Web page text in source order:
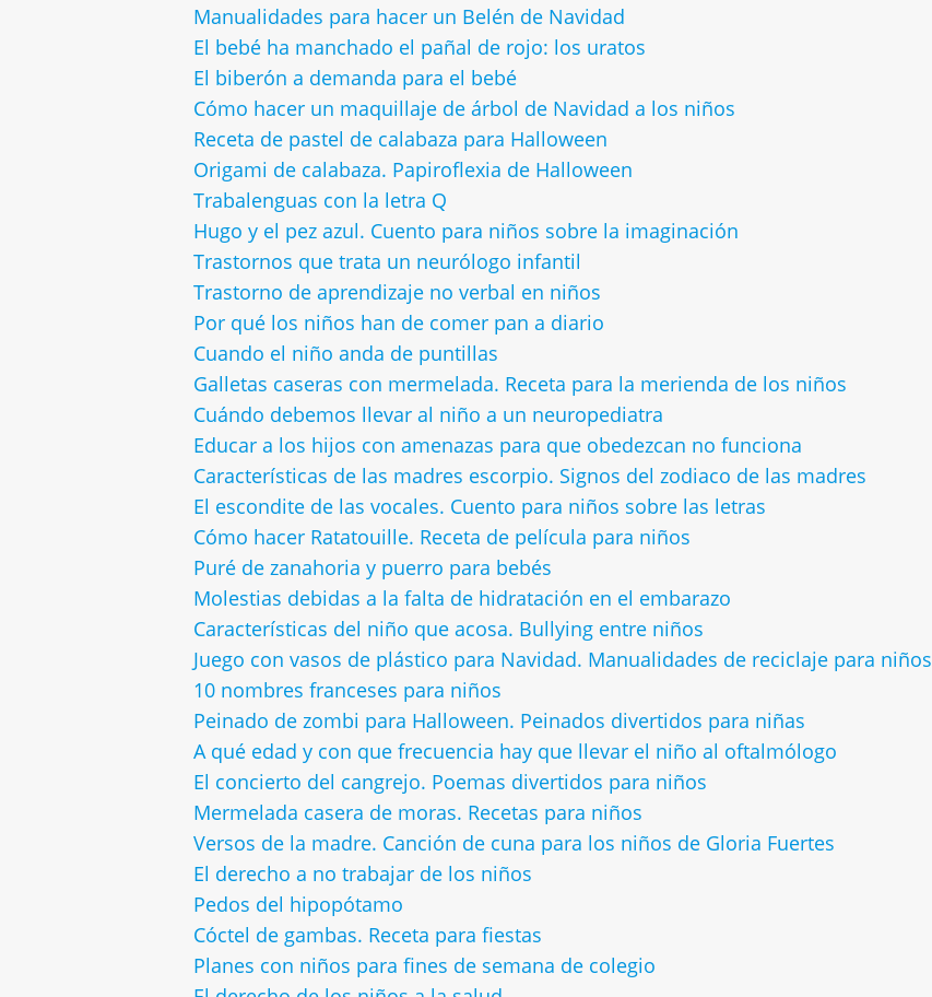
Manualidades para hacer un Belén de Navidad
El bebé ha manchado el pañal de rojo: los uratos
El biberón a demanda para el bebé
Cómo hacer un maquillaje de árbol de Navidad a los niños
Receta de pastel de calabaza para Halloween
Origami de calabaza. Papiroflexia de Halloween
Trabalenguas con la letra Q
Hugo y el pez azul. Cuento para niños sobre la imaginación
Trastornos que trata un neurólogo infantil
Trastorno de aprendizaje no verbal en niños
Por qué los niños han de comer pan a diario
Cuando el niño anda de puntillas
Galletas caseras con mermelada. Receta para la merienda de los niños
Cuándo debemos llevar al niño a un neuropediatra
Educar a los hijos con amenazas para que obedezcan no funciona
Características de las madres escorpio. Signos del zodiaco de las madres
El escondite de las vocales. Cuento para niños sobre las letras
Cómo hacer Ratatouille. Receta de película para niños
Puré de zanahoria y puerro para bebés
Molestias debidas a la falta de hidratación en el embarazo
Características del niño que acosa. Bullying entre niños
Juego con vasos de plástico para Navidad. Manualidades de reciclaje para niños
10 nombres franceses para niños
Peinado de zombi para Halloween. Peinados divertidos para niñas
A qué edad y con que frecuencia hay que llevar el niño al oftalmólogo
El concierto del cangrejo. Poemas divertidos para niños
Mermelada casera de moras. Recetas para niños
Versos de la madre. Canción de cuna para los niños de Gloria Fuertes
El derecho a no trabajar de los niños
Pedos del hipopótamo
Cóctel de gambas. Receta para fiestas
Planes con niños para fines de semana de colegio